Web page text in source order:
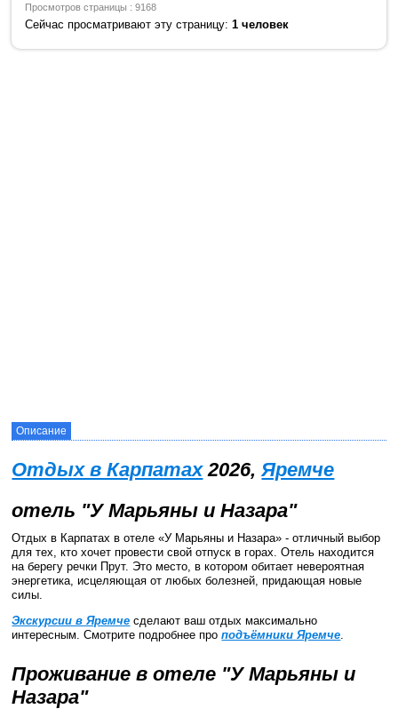
Просмотров страницы : 9168
Сейчас просматривают эту страницу:1 человек
Описание
Отдых в Карпатах2026,Яремче
отель "У Марьяны и Назара"
Отдых в Карпатах в отеле «У Марьяны и Назара» - отличный выбор
для тех, кто хочет провести свой отпуск в горах. Отель находится
на берегу речки Прут. Это место, в котором обитает невероятная
энергетика, исцеляющая от любых болезней, придающая новые
силы.
Экскурсии в Яремче сделают ваш отдых максимально
интересным. Смотрите подробнее проподъёмники Яремче
Проживание в отеле "У Марьяны и
Назара"